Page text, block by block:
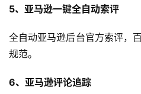
球
店
境
5、亚马逊一键全自动索评
全自动亚马逊后台官方索评，
规范。
6、亚马逊评论追踪